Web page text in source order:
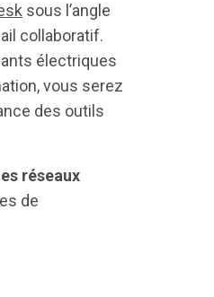
sous l’angle
collaboratif.
électriques
vous serez
des outils
réseaux
de